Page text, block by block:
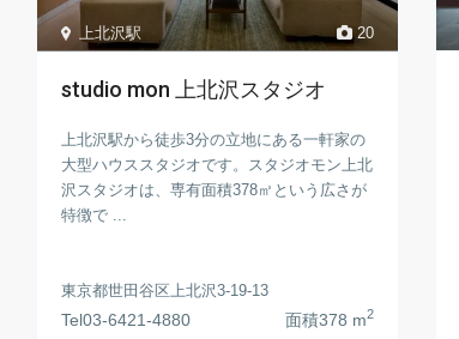
20
上北沢駅
studio mon 上北沢スタジオ
上北沢駅から徒歩3分の立地にある一軒家の
大型ハウススタジオです。スタジオモン上北
沢スタジオは、専有面積378㎡という広さが
特徴で ...
東京都世田谷区上北沢3-19-13
Tel03-6421-4880 面積378 m2